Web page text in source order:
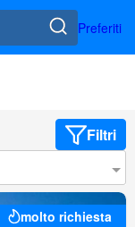
Preferiti
Filtri
molto richiesta